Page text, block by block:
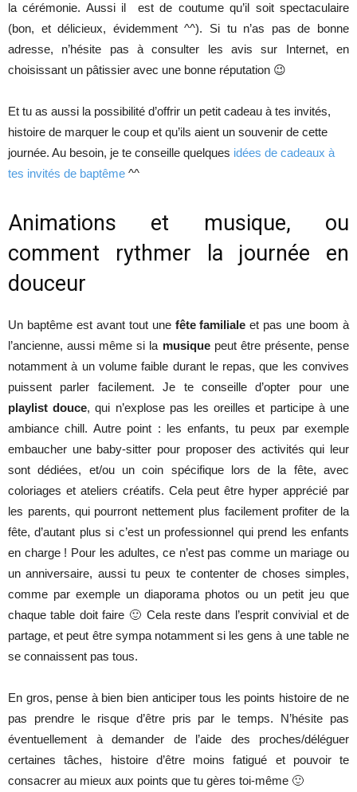
la cérémonie. Aussi il est de coutume qu’il soit spectaculaire
(bon, et délicieux, évidemment ^^). Si tu n’as pas de bonne
adresse, n’hésite pas à consulter les avis sur Internet, en
choisissant un pâtissier avec une bonne réputation 😉
Et tu as aussi la possibilité d’offrir un petit cadeau à tes invités,
histoire de marquer le coup et qu’ils aient un souvenir de cette
journée. Au besoin, je te conseille quelques idées de cadeaux à
tes invités de baptême ^^
Animations et musique, ou
comment rythmer la journée en
douceur
Un baptême est avant tout une fête familialeet pas une boom à
l’ancienne, aussi même si la musiquepeut être présente, pense
notamment à un volume faible durant le repas, que les convives
puissent parler facilement. Je te conseille d’opter pour une
playlist douce, qui n’explose pas les oreilles et participe à une
ambiance chill. Autre point : les enfants, tu peux par exemple
embaucher une baby-sitter pour proposer des activités qui leur
sont dédiées, et/ou un coin spécifique lors de la fête, avec
coloriages et ateliers créatifs. Cela peut être hyper apprécié par
les parents, qui pourront nettement plus facilement profiter de la
fête, d’autant plus si c’est un professionnel qui prend les enfants
en charge ! Pour les adultes, ce n’est pas comme un mariage ou
un anniversaire, aussi tu peux te contenter de choses simples,
comme par exemple un diaporama photos ou un petit jeu que
chaque table doit faire 🙂 Cela reste dans l’esprit convivial et de
partage, et peut être sympa notamment si les gens à une table ne
se connaissent pas tous.
En gros, pense à bien bien anticiper tous les points histoire de ne
pas prendre le risque d’être pris par le temps. N’hésite pas
éventuellement à demander de l’aide des proches/déléguer
certaines tâches, histoire d’être moins fatigué et pouvoir te
consacrer au mieux aux points que tu gères toi-même 🙂